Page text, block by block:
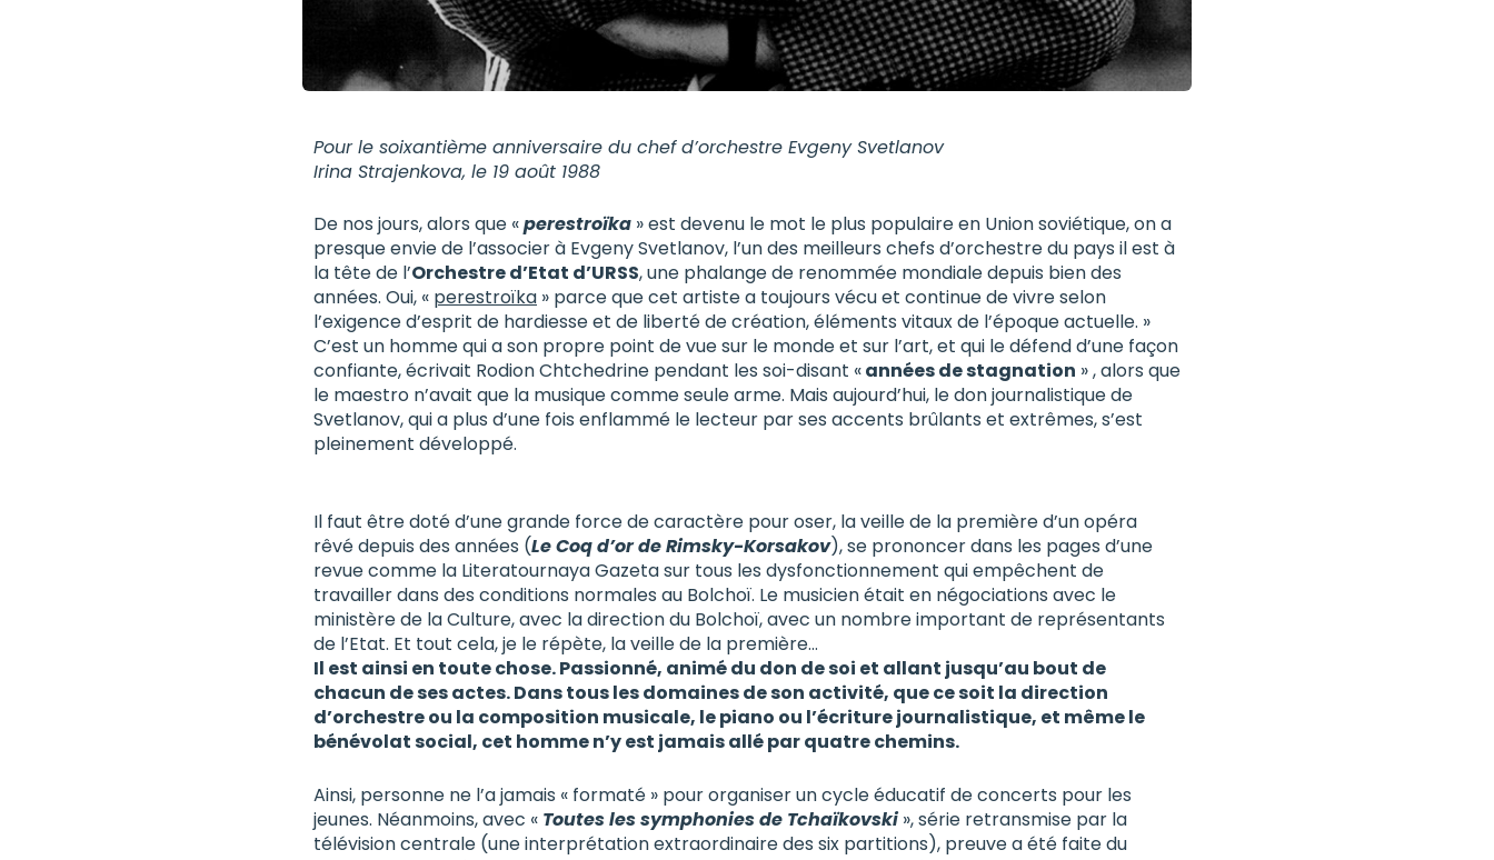
Pour le soixantième anniversaire du chef d’orchestre Evgeny Svetlanov
Irina Strajenkova, le 19 août 1988
De nos jours, alors que «perestroïka » est devenu le mot le plus populaire en Union soviétique, on a
presque envie de l’associer à Evgeny Svetlanov, l’un des meilleurs chefs d’orchestre du pays il est à
la tête de l’Orchestre d’Etat d’URSS, une phalange de renommée mondiale depuis bien des
années. Oui, « perestroïka » parce que cet artiste a toujours vécu et continue de vivre selon
l’exigence d’esprit de hardiesse et de liberté de création, éléments vitaux de l’époque actuelle. »
C’est un homme qui a son propre point de vue sur le monde et sur l’art, et qui le défend d’une façon
confiante, écrivait Rodion Chtchedrine pendant les soi-disant «années de stagnation » , alors que
le maestro n’avait que la musique comme seule arme. Mais aujourd’hui, le don journalistique de
Svetlanov, qui a plus d’une fois enflammé le lecteur par ses accents brûlants et extrêmes, s’est
pleinement développé.
Il faut être doté d’une grande force de caractère pour oser, la veille de la première d’un opéra
rêvé depuis des années (Le Coq d’or de Rimsky-Korsakov), se prononcer dans les pages d’une
revue comme la Literatournaya Gazeta sur tous les dysfonctionnement qui empêchent de
travailler dans des conditions normales au Bolchoï. Le musicien était en négociations avec le
ministère de la Culture, avec la direction du Bolchoï, avec un nombre important de représentants
de l’Etat. Et tout cela, je le répète, la veille de la première…
Il est ainsi en toute chose. Passionné, animé du don de soi et allant jusqu’au bout de
chacun de ses actes. Dans tous les domaines de son activité, que ce soit la direction
d’orchestre ou la composition musicale, le piano ou l’écriture journalistique, et même le
bénévolat social, cet homme n’y est jamais allé par quatre chemins.
Ainsi, personne ne l’a jamais « formaté » pour organiser un cycle éducatif de concerts pour les
jeunes. Néanmoins, avec « Toutes les symphonies de Tchaïkovski», série retransmise par la
télévision centrale (une interprétation extraordinaire des six partitions), preuve a été faite du